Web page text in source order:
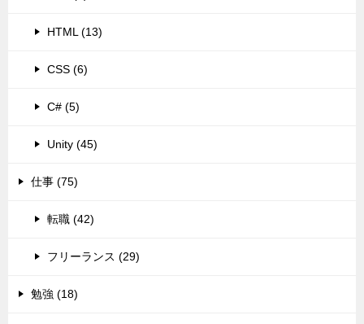
HTML (13)
CSS (6)
C# (5)
Unity (45)
仕事 (75)
転職 (42)
フリーランス (29)
勉強 (18)